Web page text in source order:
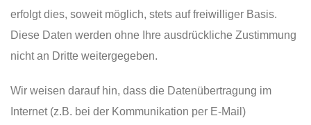
erfolgt dies, soweit möglich, stets auf freiwilliger Basis.
Diese Daten werden ohne Ihre ausdrückliche Zustimmung
nicht an Dritte weitergegeben.
Wir weisen darauf hin, dass die Datenübertragung im
Internet (z.B. bei der Kommunikation per E-Mail)